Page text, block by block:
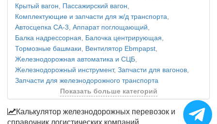
Крытый вагон, Пассажирский вагон,
Комплектующие и запчасти для ж/д транспорта,
Автосцепка СА-3, Аппарат поглощающий,
Балка надрессорная, Балочка центрирующая,
Тормозные башмаки, Вентилятор Ebmpapst,
Железнодорожная автоматика и СЦБ,
Железнодорожный инструмент, Запчасти для вагонов,
Запчасти для железнодорожного транспорта
Показать больше категорий
Калькулятор железнодорожных перевозок и